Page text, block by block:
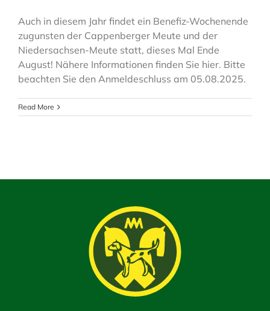
Auch in diesem Jahr findet ein Benefiz-Wochenende
zugunsten der Cappenberger Meute und der
Niedersachsen-Meute statt, dieses Mal Ende
August! Nähere Informationen finden Sie hier. Bitte
beachten Sie den Anmeldeschluss am 05.08.2025.
Read More